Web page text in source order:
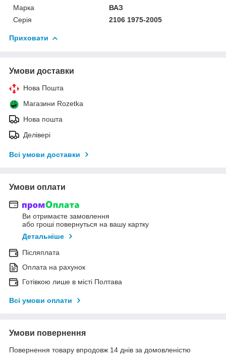
Марка
ВАЗ
Серія
2106 1975-2005
Приховати
Умови доставки
Нова Пошта
Магазини Rozetka
Нова пошта
Делівері
Всі умови доставки
Умови оплати
Ви отримаєте замовлення
або гроші повернуться на вашу картку
Детальніше
Післяплата
Оплата на рахунок
Готівкою лише в місті Полтава
Всі умови оплати
Умови повернення
Повернення товару впродовж 14 днів за домовленістю